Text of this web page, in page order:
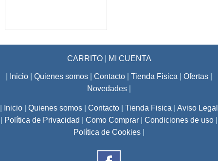
CARRITO| MI CUENTA
Inicio Quienes somos Contacto Tienda Fisica Ofertas
Novedades
Inicio Quienes somos Contacto Tienda Fisica
Aviso Legal
Política de Privacidad Como Comprar Condiciones de uso
Política de Cookies